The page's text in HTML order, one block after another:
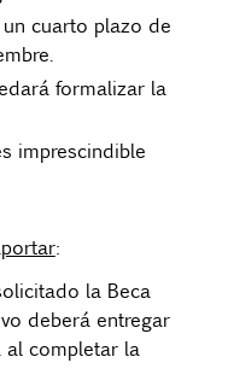
cuarto plazo de
formalizar la
imprescindible
:
la Beca
deberá entregar
completar la